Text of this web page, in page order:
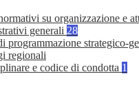
su organizzazione e
generali 28
programmazione strategico-
regionali
e codice di condotta 1